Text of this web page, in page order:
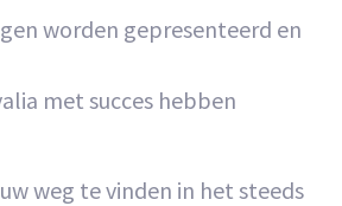
worden gepresenteerd en
met succes hebben
weg te vinden in het steeds